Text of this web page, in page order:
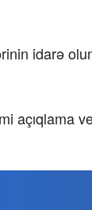
idarə
açıqlama